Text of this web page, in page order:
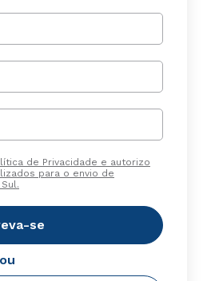
de Privacidade e autorizo
para o envio de
se
ou